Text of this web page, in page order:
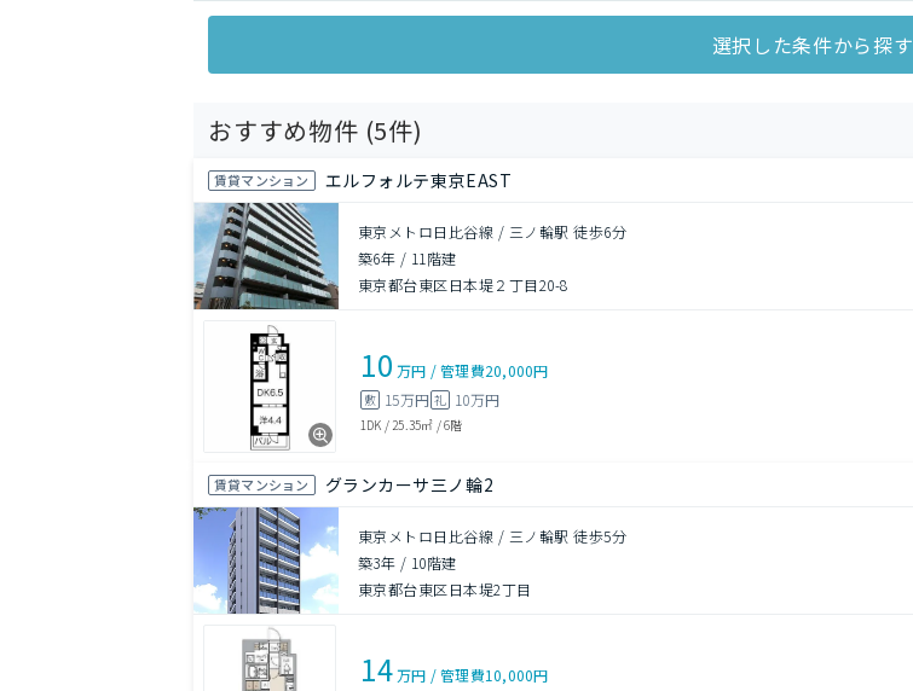
選択した条件から探す
おすすめ物件 (5件)
賃貸マンション エルフォルテ東京EAST
東京メトロ日比谷線 / 三ノ輪駅 徒歩6分
築6年 / 11階建
東京都台東区日本堤２丁目20-8
10 万円 /管理費20,000円
敷 15万円 礼 10万円
1DK / 25.35㎡ /6階
賃貸マンション グランカーサ三ノ輪2
東京メトロ日比谷線 / 三ノ輪駅 徒歩5分
築3年 / 10階建
東京都台東区日本堤2丁目
14万円 /管理費10,000円